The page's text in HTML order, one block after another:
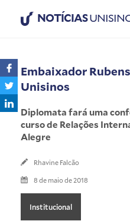
NOTÍCIAS
Embaixador
Unisinos
Diplomata fará uma
curso de Relações
Alegre
Rhavine Falcão
8 de maio de 2018
Institucional